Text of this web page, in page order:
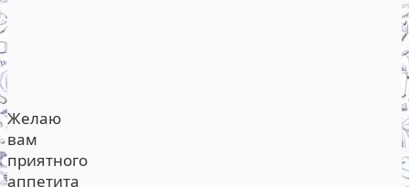
Желаю
вам
приятного
аппетита